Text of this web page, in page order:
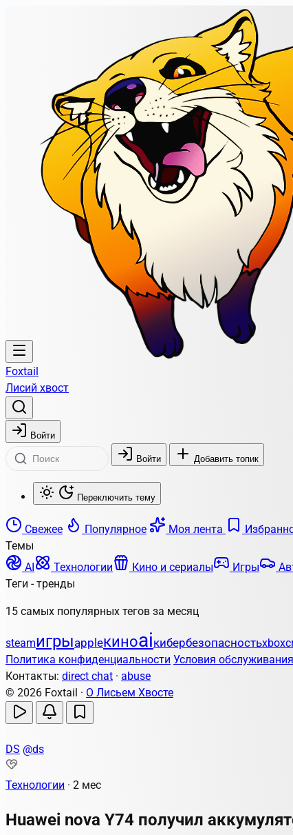
Foxtail
Лисий хвост
Войти
Войти Добавить топик
Переключить тему
Свежее Популярное Моя лента
Темы
AI
Технологии Кино и сериалы Игры
Теги - тренды
15 самых популярных тегов за месяц
steamигрыappleкиноaiкибербезопасностьxbox
Политика конфиденциальности Условия обслуживания
Контакты: direct chat · abuse
© 2026 Foxtail · О Лисьем Хвосте
DS @ds
Технологии · 2 мес
Huawei nova Y74 получил